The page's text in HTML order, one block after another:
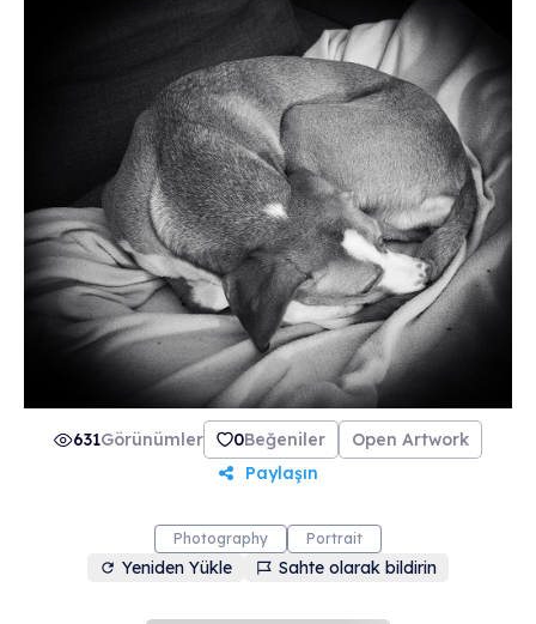
631Görünümler 0Beğeniler
Open Artwork
Paylaşın
Photography Portrait
Yeniden Yükle Sahte olarak bildirin